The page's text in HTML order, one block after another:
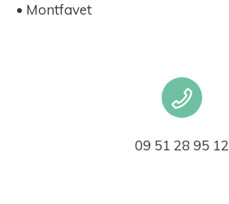
• Montfavet
09 51 28 95 12